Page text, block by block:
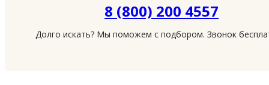
8 (800) 200 4557
Долго искать? Мы поможем с подбором. Звонок